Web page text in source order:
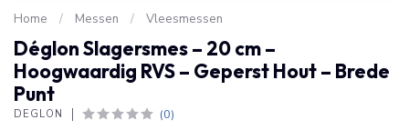
Home / Messen / Vleesmessen
Déglon Slagersmes – 20 cm –
Hoogwaardig RVS – Geperst Hout – Brede
Punt
DÉGLON (0)